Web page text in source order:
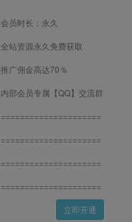
会员时长：永久
全站资源永久免费获取
推广佣金高达70％
内部会员专属【QQ】交流群
=====================
=====================
=====================
=====================
立即开通